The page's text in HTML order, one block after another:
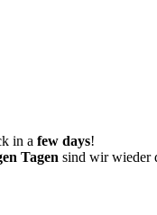
in a few days!
Tagen sind wir wieder